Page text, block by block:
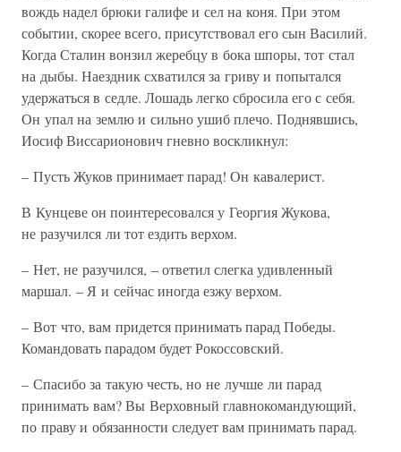
вождь надел брюки галифе и сел на коня. При этом
событии, скорее всего, присутствовал его сын Василий.
Когда Сталин вонзил жеребцу в бока шпоры, тот стал
на дыбы. Наездник схватился за гриву и попытался
удержаться в седле. Лошадь легко сбросила его с себя.
Он упал на землю и сильно ушиб плечо. Поднявшись,
Иосиф Виссарионович гневно воскликнул:
– Пусть Жуков принимает парад! Он кавалерист.
В Кунцеве он поинтересовался у Георгия Жукова,
не разучился ли тот ездить верхом.
– Нет, не разучился, – ответил слегка удивленный
маршал. – Я и сейчас иногда езжу верхом.
– Вот что, вам придется принимать парад Победы.
Командовать парадом будет Рокоссовский.
– Спасибо за такую честь, но не лучше ли парад
принимать вам? Вы Верховный главнокомандующий,
по праву и обязанности следует вам принимать парад.